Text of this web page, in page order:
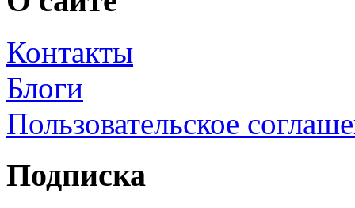
Контакты
Блоги
Пользовательское
Подписка